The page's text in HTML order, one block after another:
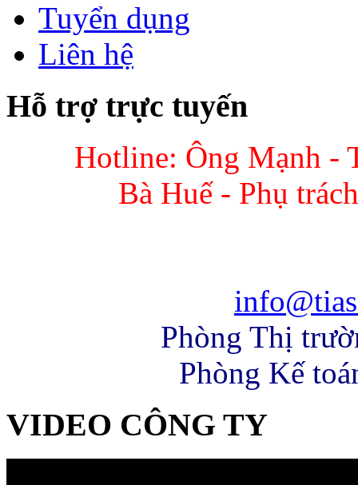
Tuyển dụng
Liên hệ
Hỗ trợ trực tuyến
Hotline: Ông Mạnh -
Bà Huế - Phụ
Phòng Thị
Phòng Kế
VIDEO CÔNG TY